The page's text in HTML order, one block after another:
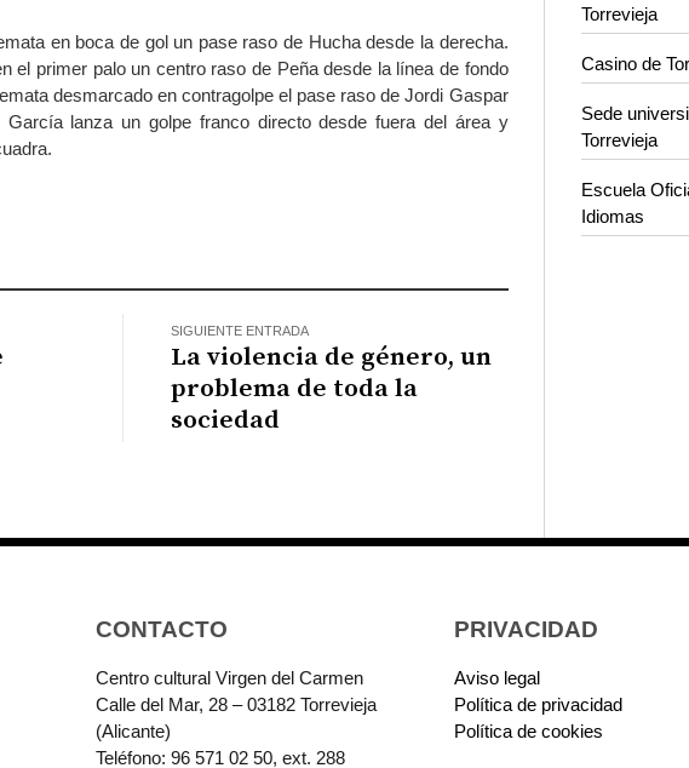
en boca de gol un pase raso de Hucha desde la derecha.
el primer palo un centro raso de Peña desde la línea de fondo
desmarcado en contragolpe el pase raso de Jordi Gaspar
García lanza un golpe franco directo desde fuera del área y
SIGUIENTE ENTRADA
La violencia de género, un
problema de toda la
sociedad
Torrevieja
Casino de
Sede
Torrevieja
Escuela
Idiomas
CONTACTO
Centro cultural Virgen del Carmen
Calle del Mar, 28 – 03182 Torrevieja
(Alicante)
Teléfono: 96 571 02 50, ext. 288
PRIVACIDAD
Aviso legal
Política de privacidad
Política de cookies